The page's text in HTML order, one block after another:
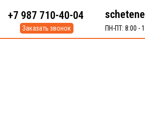
Заказать звонок
+7 987 710-40-04
ПН-ПТ: 8:00 -